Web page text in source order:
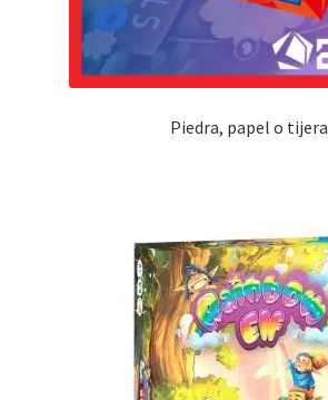
Piedra, papel o tijera